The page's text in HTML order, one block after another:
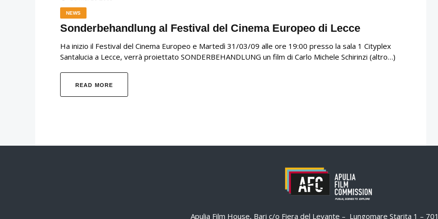
NEWS
Sonderbehandlung al Festival del Cinema Europeo di Lecce
Ha inizio il Festival del Cinema Europeo e Martedì 31/03/09 alle ore 19:00 presso la sala 1 Cityplex
Santalucia a Lecce, verrà proiettato SONDERBEHANDLUNG un film di Carlo Michele Schirinzi (altro…)
READ MORE
Apulia Film House, Bari c/o Fiera del Levante – Lungomare Starita 1 –